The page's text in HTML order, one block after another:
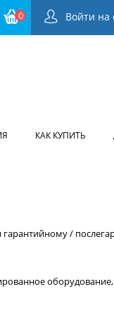
0 Войти на
КАК КУПИТЬ
/